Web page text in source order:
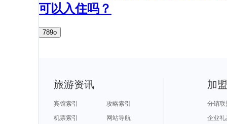
可以入住吗？
789o
旅游资讯
宾馆索引
攻略索引
机票索引
网站导航
加
分销联
企业礼